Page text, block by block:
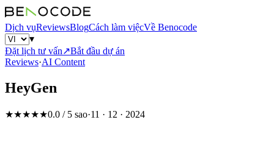
Dịch vụReviewsBlogCách làm việcVề Benocode
▾
Đặt lịch tư vấn↗Bắt đầu dự án
Reviews·AI Content
HeyGen
★★★★★0.0 / 5 sao·11 · 12 · 2024